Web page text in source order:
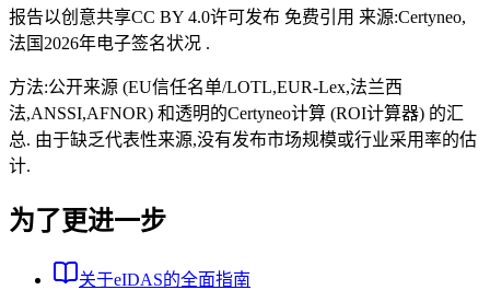
报告以创意共享CC BY 4.0许可发布 免费引用 来源:Certyneo,
法国2026年电子签名状况 .
方法:公开来源 (EU信任名单/LOTL,EUR-Lex,法兰西
法,ANSSI,AFNOR) 和透明的Certyneo计算 (ROI计算器) 的汇
总. 由于缺乏代表性来源,没有发布市场规模或行业采用率的估
计.
为了更进一步
关于eIDAS的全面指南